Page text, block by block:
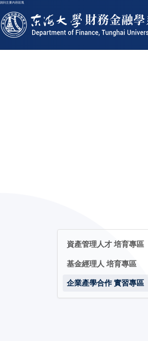
跳到主要內容區塊
東海大學logo
資產管理人才 培育專區
基金經理人 培育專區
企業產學合作 實習專區